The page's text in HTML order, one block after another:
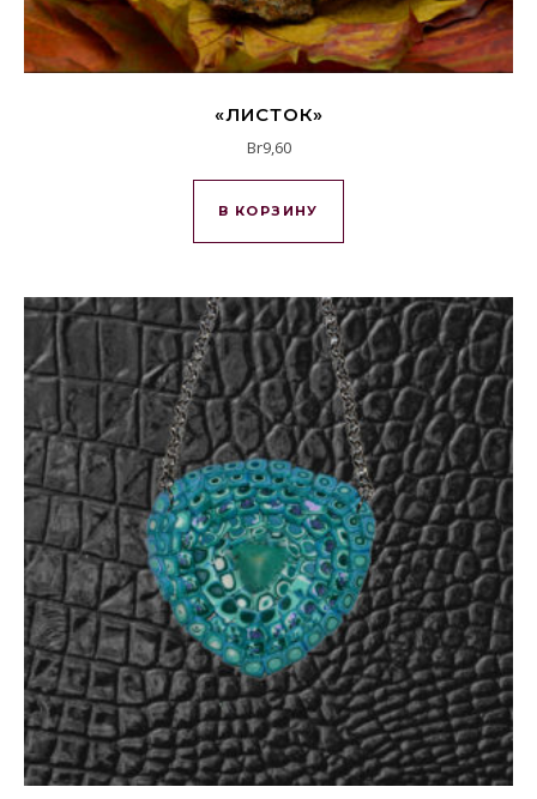
«ЛИСТОК»
Br9,60
В КОРЗИНУ